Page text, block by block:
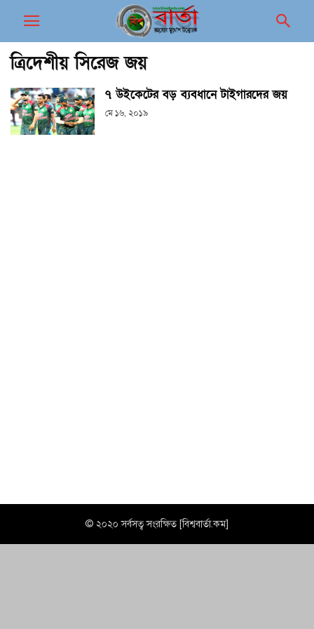
ত্রিদেশীয় সিরেজ জয়
৭ উইকেটের বড় ব্যবধানে টাইগারদের জয়
মে ১৬, ২০১৯
© ২০২০ সর্বসত্ব সংরক্ষিত [বিশ্ববার্তা.কম]